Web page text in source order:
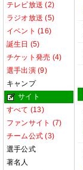
テレビ放送 (2)
ラジオ放送 (5)
イベント (16)
誕生日 (5)
チケット発売 (4)
選手出演 (9)
キャンプ
サイト
すべて (13)
ファンサイト (7)
チーム公式 (3)
選手公式
著名人